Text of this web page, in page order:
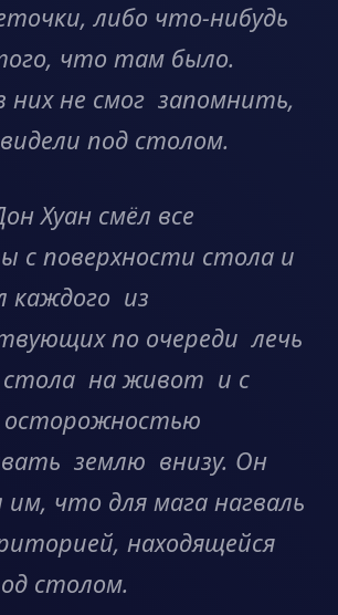
либо что-нибудь
что там было.
них не смог запомнить,
под столом.
Хуан смёл все
с поверхности стола и
каждого из
по очереди лечь
стола на живот и с
осторожностью
землю внизу. Он
им, что для мага нагваль
находящейся
столом.